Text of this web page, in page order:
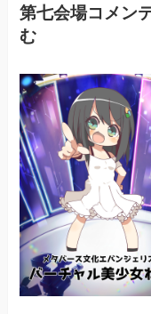
第七会場コメン
む